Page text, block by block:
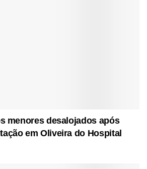
menores desalojados após
em Oliveira do Hospital